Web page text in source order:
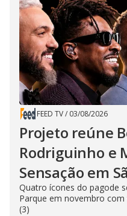
FEED TV/ 03/08/2026
Projeto reúne
Rodriguinho e
Sensação em
Quatro ícones do pagode
Parque em novembro
(3)